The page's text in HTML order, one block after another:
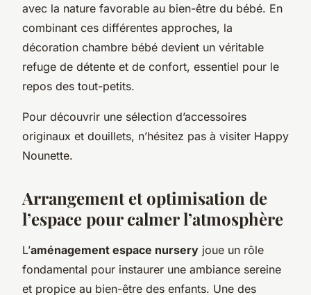
avec la nature favorable au bien-être du bébé. En
combinant ces différentes approches, la
décoration chambre bébé devient un véritable
refuge de détente et de confort, essentiel pour le
repos des tout-petits.
Pour découvrir une sélection d’accessoires
originaux et douillets, n’hésitez pas à visiter Happy
Nounette.
Arrangement et optimisation de
l’espace pour calmer l’atmosphère
L’aménagement espace nursery joue un rôle
fondamental pour instaurer une ambiance sereine
et propice au bien-être des enfants. Une des